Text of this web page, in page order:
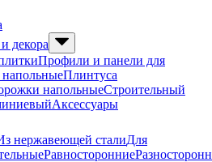
декора
Профили и панели для
Плинтуса
напольныеСтроительный
Аксессуары
нержавеющей сталиДля
Равносторонние